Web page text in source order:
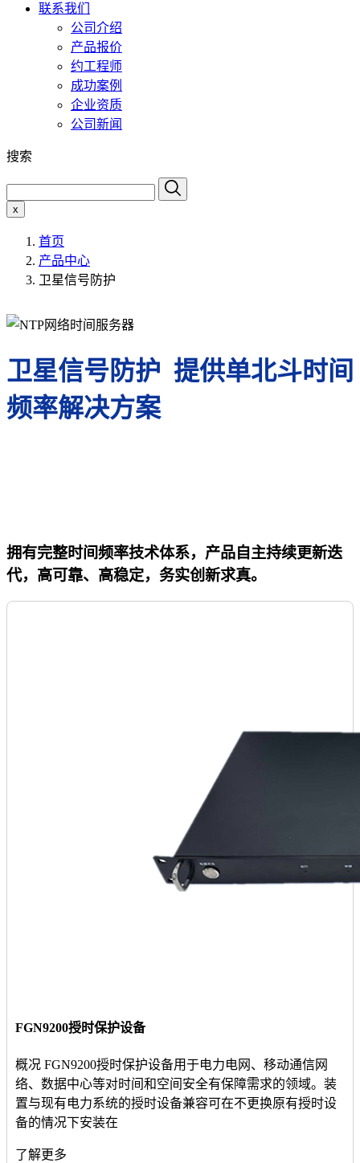
联系我们
公司介绍
产品报价
约工程师
成功案例
企业资质
公司新闻
搜索
x
首页
产品中心
卫星信号防护
卫星信号防护 提供单北斗时间
频率解决方案
拥有完整时间频率技术体系，产品自主持续更新迭
代，高可靠、高稳定，务实创新求真。
FGN9200授时保护设备
概况 FGN9200授时保护设备用于电力电网、移动通信网
络、数据中心等对时间和空间安全有保障需求的领域。装
置与现有电力系统的授时设备兼容可在不更换原有授时设
备的情况下安装在
了解更多